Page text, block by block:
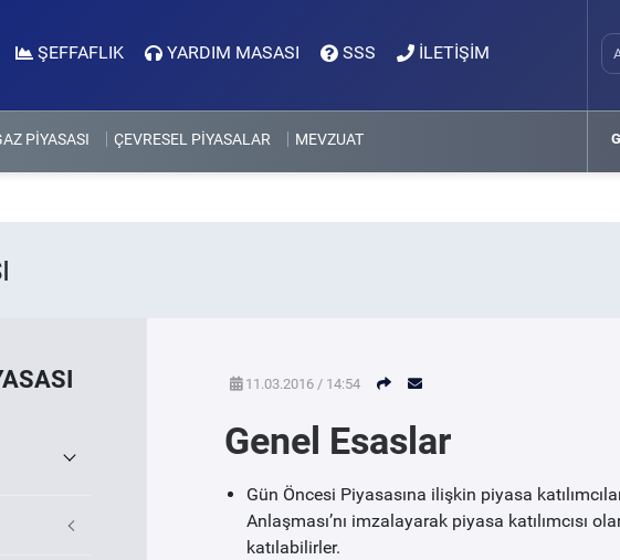
ŞEFFAFLIK YARDIM MASASI SSS İLETİŞİM
PİYASASI ÇEVRESEL PİYASALAR MEVZUAT
11.03.2016 / 14:54
Genel Esaslar
Gün Öncesi Piyasasına ilişkin piyasa
Anlaşması’nı imzalayarak piyasa katılımcısı
katılabilirler.